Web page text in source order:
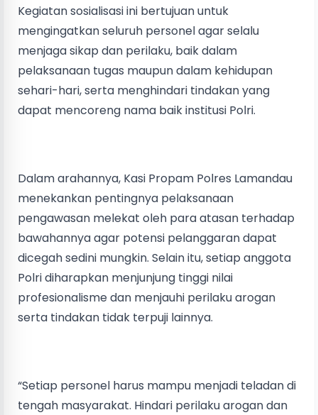
Kegiatan sosialisasi ini bertujuan untuk
mengingatkan seluruh personel agar selalu
menjaga sikap dan perilaku, baik dalam
pelaksanaan tugas maupun dalam kehidupan
sehari-hari, serta menghindari tindakan yang
dapat mencoreng nama baik institusi Polri.
Dalam arahannya, Kasi Propam Polres Lamandau
menekankan pentingnya pelaksanaan
pengawasan melekat oleh para atasan terhadap
bawahannya agar potensi pelanggaran dapat
dicegah sedini mungkin. Selain itu, setiap anggota
Polri diharapkan menjunjung tinggi nilai
profesionalisme dan menjauhi perilaku arogan
serta tindakan tidak terpuji lainnya.
“Setiap personel harus mampu menjadi teladan di
tengah masyarakat. Hindari perilaku arogan dan